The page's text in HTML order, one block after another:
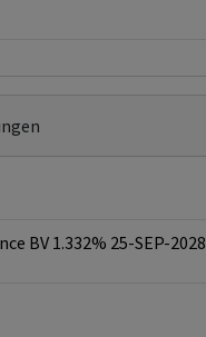
BV 1.332% 25-SEP-2028